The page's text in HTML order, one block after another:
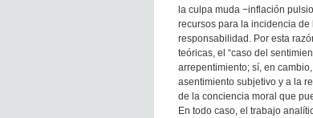
la culpa muda −inflación
recursos para la incidencia
responsabilidad. Por esta
teóricas, el “caso del
arrepentimiento; sí, en
asentimiento subjetivo y a la
de la conciencia moral que
En todo caso, el trabajo